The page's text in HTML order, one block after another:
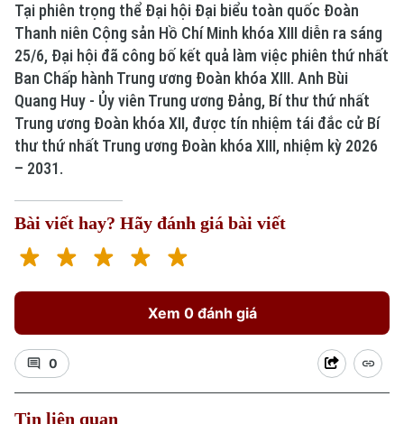
Tại phiên trọng thể Đại hội Đại biểu toàn quốc Đoàn
Thanh niên Cộng sản Hồ Chí Minh khóa XIII diễn ra sáng
25/6, Đại hội đã công bố kết quả làm việc phiên thứ nhất
Ban Chấp hành Trung ương Đoàn khóa XIII. Anh Bùi
Quang Huy - Ủy viên Trung ương Đảng, Bí thư thứ nhất
Trung ương Đoàn khóa XII, được tín nhiệm tái đắc cử Bí
thư thứ nhất Trung ương Đoàn khóa XIII, nhiệm kỳ 2026
– 2031.
Bài viết hay? Hãy đánh giá bài viết
Xem 0 đánh giá
0
Tin liên quan